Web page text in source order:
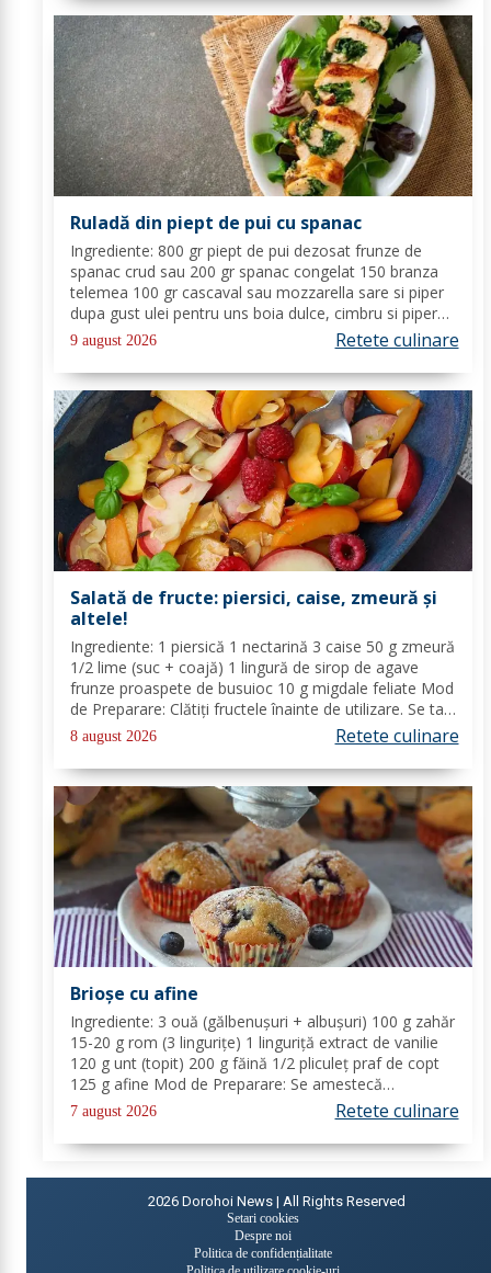
Ruladă din piept de pui cu spanac
Ingrediente: 800 gr piept de pui dezosat frunze de
spanac crud sau 200 gr spanac congelat 150 branza
telemea 100 gr cascaval sau mozzarella sare si piper
dupa gust ulei pentru uns boia dulce, cimbru si piper
alb pentru crusta vin alb (150 ml) Mod de Preparare:
Spalam carnea si o tamponam cu un...
9 august 2026 Retete culinare
Salată de fructe: piersici, caise, zmeură și
altele!
Ingrediente: 1 piersică 1 nectarină 3 caise 50 g zmeură
1/2 lime (suc + coajă) 1 lingură de sirop de agave
frunze proaspete de busuioc 10 g migdale feliate Mod
de Preparare: Clătiți fructele înainte de utilizare. Se taie
piersicile, nectarinele și caisele în felii subțiri. Stoarceți
lămâia și...
8 august 2026 Retete culinare
Brioșe cu afine
Ingrediente: 3 ouă (gălbenușuri + albușuri) 100 g zahăr
15-20 g rom (3 lingurițe) 1 linguriță extract de vanilie
120 g unt (topit) 200 g făină 1/2 pliculeț praf de copt
125 g afine Mod de Preparare: Se amestecă
gălbenușurile cu zahărul, romul și vanilia. Se adaugă
untul topit, făina și praful de...
7 august 2026 Retete culinare
2026 Dorohoi News | All Rights Reserved
Setari cookies
Despre noi
Politica de confidențialitate